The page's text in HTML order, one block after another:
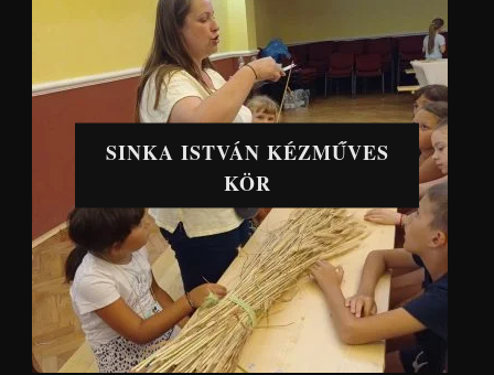
SINKA ISTVÁN KÉZMŰVES
KÖR